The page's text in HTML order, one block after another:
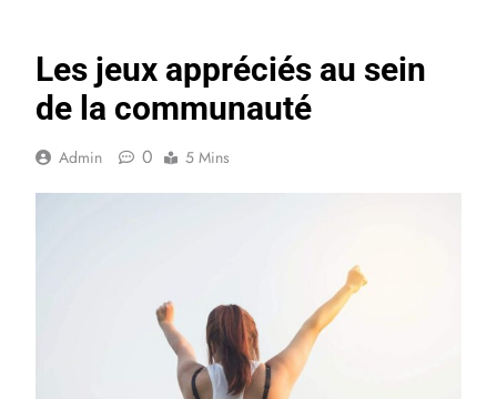
Les jeux appréciés au sein
de la communauté
Admin 0 5 Mins